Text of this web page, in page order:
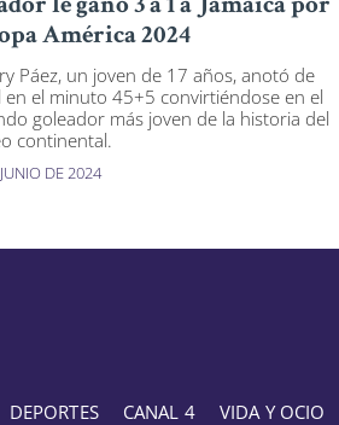
le ganó 3 a 1 a Jamaica por
América 2024
Páez, un joven de 17 años, anotó de
en el minuto 45+5 convirtiéndose en el
goleador más joven de la historia del
continental.
DE 2024
DEPORTES CANAL 4 VIDA Y OCIO